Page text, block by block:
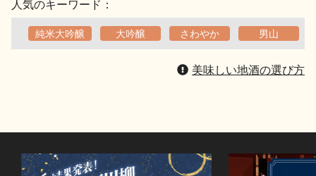
人気のキーワード：
純米大吟醸 大吟醸 さわやか 男山
美味しい地酒の選び方